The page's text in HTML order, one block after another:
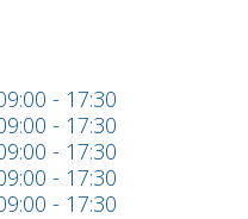
- 17:30
- 17:30
- 17:30
- 17:30
- 17:30